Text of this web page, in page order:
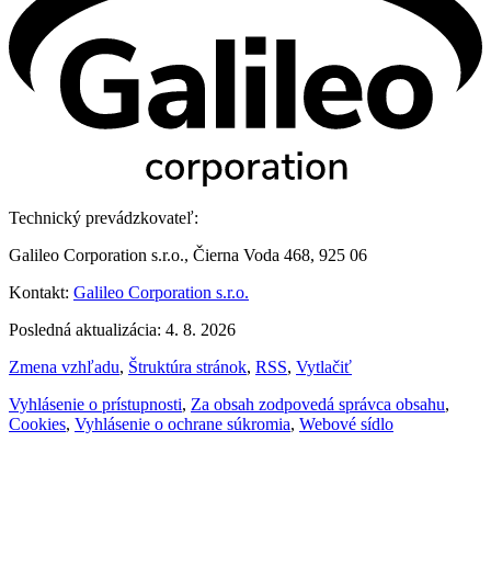
Technický prevádzkovateľ:
Galileo Corporation s.r.o., Čierna Voda 468, 925 06
Kontakt: Galileo Corporation s.r.o.
Posledná aktualizácia: 4. 8. 2026
Zmena vzhľadu, Štruktúra stránok, RSS, Vytlačiť
Vyhlásenie o prístupnosti, Za obsah zodpovedá správca obsahu,
Cookies, Vyhlásenie o ochrane súkromia, Webové sídlo